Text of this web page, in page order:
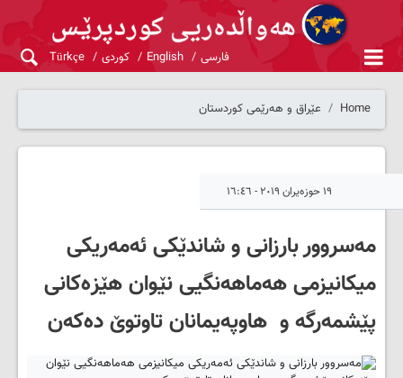
فارسی English کوردی Türkçe
Home عێراق و هەرێمی کوردستان
١٩ حوزەیران ٢٠١٩ - ١٦:٤٦
مەسروور بارزانی و شاندێکی ئەمه‌ریکی
میکانیزمی هەماهەنگیی نێوان هێزەکانی
پێشمەرگە و هاوپەیمانان تاوتوێ دەکەن